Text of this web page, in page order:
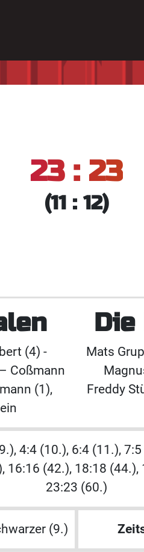
23 : 23
(11 : 12)
(4) -
Coßmann
(1),
Mats
Freddy
4:4 (10.), 6:4 (11.),
(42.), 18:18
23:23 (60.)
(9.)